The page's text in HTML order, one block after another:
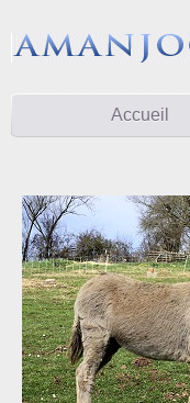
Accueil